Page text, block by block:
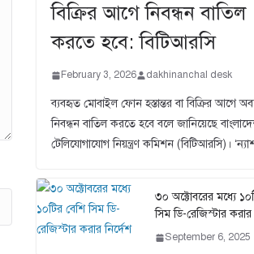
বিক্রির আগে নিবন্ধন বাতিল
করতে হবে: বিটিআরসি
February 3, 2026 dakhinanchal desk
ব্যবহৃত মোবাইল ফোন হস্তান্তর বা বিক্রির আগে
নিবন্ধন বাতিল করতে হবে বলে জানিয়েছে
টেলিযোগাযোগ নিয়ন্ত্রণ কমিশন (বিটিআরসি)।
৩০ অক্টোবরের মধ্যে
সিম ডি-রেজিস্টার করার
September 6, 2025